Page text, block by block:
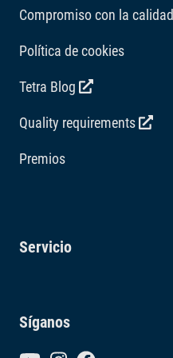
Compromiso con la calidad
Política de cookies
Tetra Blog
Quality requirements
Premios
Servicio
Síganos